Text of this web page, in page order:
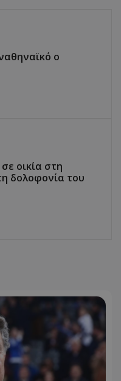
ο
οικία στη
δολοφονία του